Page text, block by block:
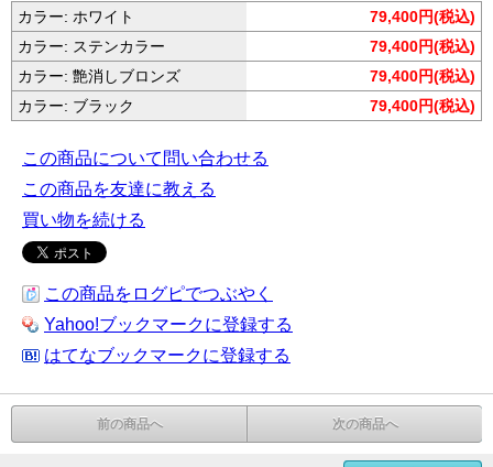
カラー: ホワイト
79,400円(税込)
カラー: ステンカラー
79,400円(税込)
カラー: 艶消しブロンズ
79,400円(税込)
カラー: ブラック
79,400円(税込)
この商品について問い合わせる
この商品を友達に教える
買い物を続ける
この商品をログピでつぶやく
Yahoo!ブックマークに登録する
はてなブックマークに登録する
前の商品へ 次の商品へ